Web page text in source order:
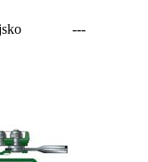
---